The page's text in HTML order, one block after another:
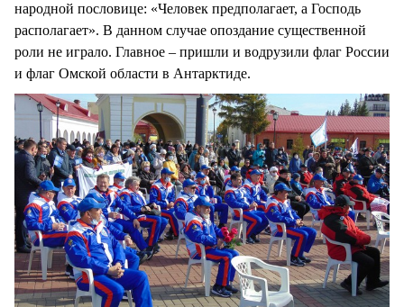
народной пословице: «Человек предполагает, а Господь
располагает». В данном случае опоздание существенной
роли не играло. Главное – пришли и водрузили флаг России
и флаг Омской области в Антарктиде.